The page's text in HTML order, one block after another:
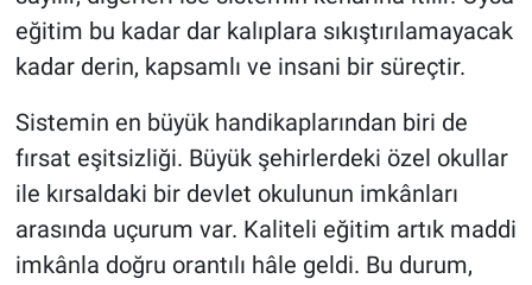
eğitim bu kadar dar kalıplara sıkıştırılamayacak
kadar derin, kapsamlı ve insani bir süreçtir.
Sistemin en büyük handikaplarından biri de
fırsat eşitsizliği. Büyük şehirlerdeki özel okullar
ile kırsaldaki bir devlet okulunun imkânları
arasında uçurum var. Kaliteli eğitim artık maddi
imkânla doğru orantılı hâle geldi. Bu durum,